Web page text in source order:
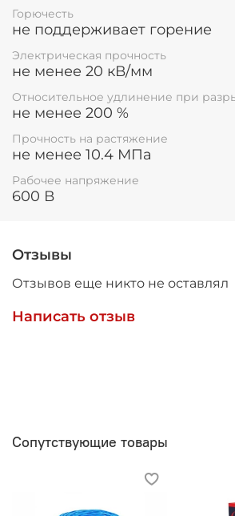
Горючесть
не поддерживает горение
Электрическая прочность
не менее 20 кВ/мм
Относительное удлинение при
не менее 200 %
Прочность на растяжение
не менее 10.4 МПа
Рабочее напряжение
600 В
Отзывы
Отзывов еще никто не оставлял
Написать отзыв
Сопутствующие товары